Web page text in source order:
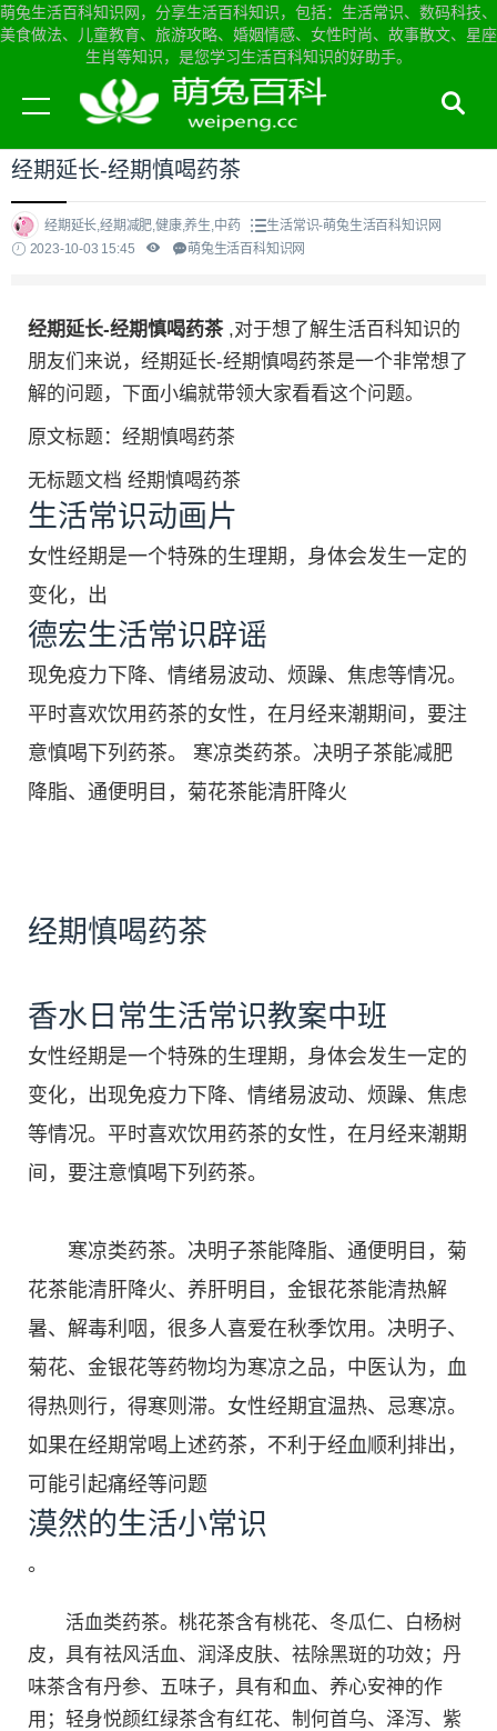
萌兔生活百科知识网，分享生活百科知识，包括：生活常识、数码科技、
美食做法、儿童教育、旅游攻略、婚姻情感、女性时尚、故事散文、星座
生肖等知识，是您学习生活百科知识的好助手。
当前位置： 萌兔生活百科知识网首页>生活常识
经期延长-经期慎喝药茶
经期延长,经期减肥,健康,养生,中药
生活常识-萌兔生活百科知识网
2023-10-03 15:45
萌兔生活百科知识网
经期延长-经期慎喝药茶 ,对于想了解生活百科知识的
朋友们来说，经期延长-经期慎喝药茶是一个非常想了
解的问题，下面小编就带领大家看看这个问题。
原文标题：经期慎喝药茶
无标题文档 经期慎喝药茶
生活常识动画片
女性经期是一个特殊的生理期，身体会发生一定的
变化，出
德宏生活常识辟谣
现免疫力下降、情绪易波动、烦躁、焦虑等情况。
平时喜欢饮用药茶的女性，在月经来潮期间，要注
意慎喝下列药茶。 寒凉类药茶。决明子茶能减肥
降脂、通便明目，菊花茶能清肝降火
经期慎喝药茶
香水日常生活常识教案中班
女性经期是一个特殊的生理期，身体会发生一定的
变化，出现免疫力下降、情绪易波动、烦躁、焦虑
等情况。平时喜欢饮用药茶的女性，在月经来潮期
间，要注意慎喝下列药茶。
寒凉类药茶。决明子茶能降脂、通便明目，菊
花茶能清肝降火、养肝明目，金银花茶能清热解
暑、解毒利咽，很多人喜爱在秋季饮用。决明子、
菊花、金银花等药物均为寒凉之品，中医认为，血
得热则行，得寒则滞。女性经期宜温热、忌寒凉。
如果在经期常喝上述药茶，不利于经血顺利排出，
可能引起痛经等问题
漠然的生活小常识
。
活血类药茶。桃花茶含有桃花、冬瓜仁、白杨树
皮，具有祛风活血、润泽皮肤、祛除黑斑的功效；丹
味茶含有丹参、五味子，具有和血、养心安神的作
用；轻身悦颜红绿茶含有红花、制何首乌、泽泻、紫